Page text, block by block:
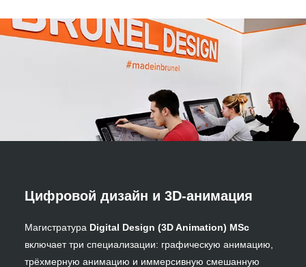
Цифровой дизайн и 3D-анимация
Магистратура Digital Design (3D Animation) MSc
включает три специализации: графическую анимацию,
трёхмерную анимацию и иммерсивную смешанную